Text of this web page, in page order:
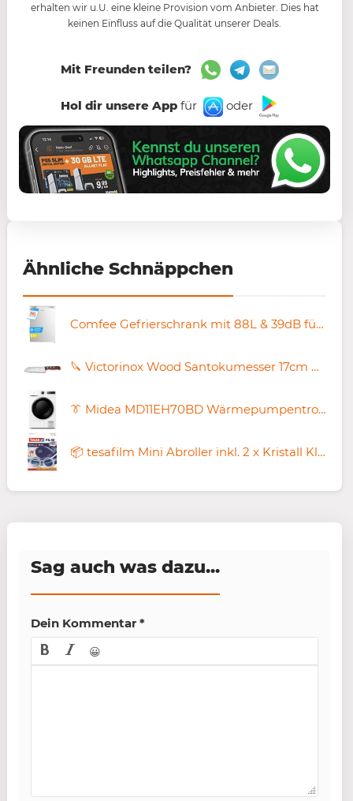
erhalten wir u.U. eine kleine Provision vom Anbieter. Dies hat
keinen Einfluss auf die Qualität unserer Deals.
Mit Freunden teilen?
Hol dir unsere Appfür oder
Ähnliche Schnäppchen
Comfee Gefrierschrank mit 88L & 39dB für 189,96€ (statt 220€)
🔪 Victorinox Wood Santokumesser 17cm mit Kullenschliff & Griff aus Ahornholz 🇨🇭 für 41€ (statt 56€)
👔 Midea MD11EH70BD Wärmepumpentrockner 7kg für 349,99€ (statt 400€)
📦 tesafilm Mini Abroller inkl. 2 x Kristall Klar Rollen, 10M für 2,44€ (statt 8€)
Sag auch was dazu...
Dein Kommentar *
😀